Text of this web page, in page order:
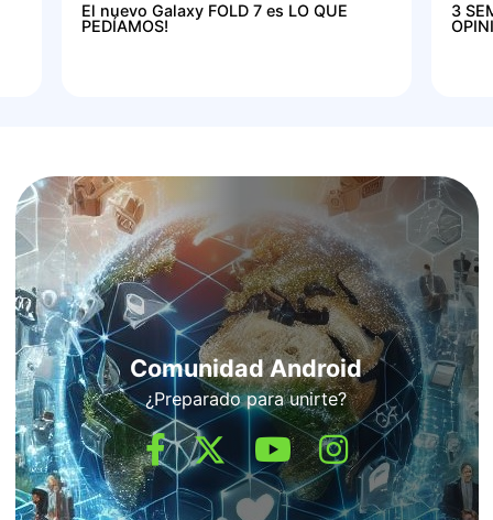
El nuevo Galaxy FOLD 7 es LO QUE
PEDÍAMOS!
3
Comunidad Android
¿Preparado para unirte?